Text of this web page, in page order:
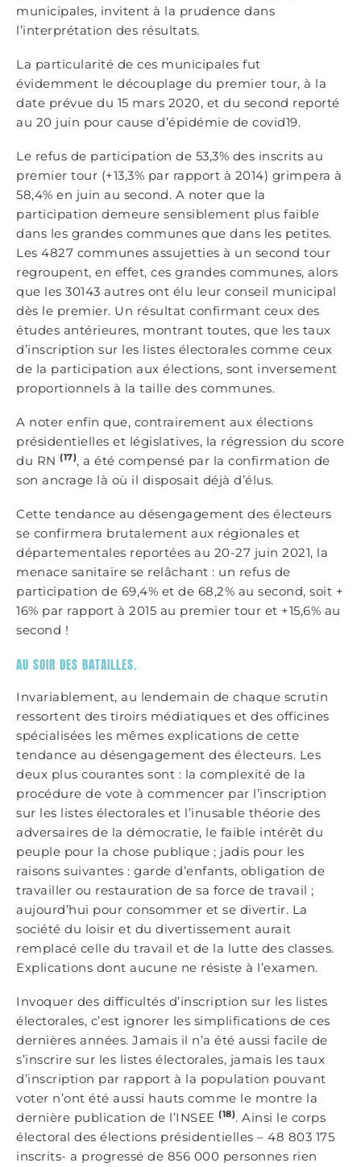
municipales, invitent à la prudence dans
l’interprétation des résultats.
La particularité de ces municipales fut
évidemment le découplage du premier tour, à la
date prévue du 15 mars 2020, et du second reporté
au 20 juin pour cause d’épidémie de covid19.
Le refus de participation de 53,3% des inscrits au
premier tour (+13,3% par rapport à 2014) grimpera à
58,4% en juin au second. A noter que la
participation demeure sensiblement plus faible
dans les grandes communes que dans les petites.
Les 4827 communes assujetties à un second tour
regroupent, en effet, ces grandes communes, alors
que les 30143 autres ont élu leur conseil municipal
dès le premier. Un résultat confirmant ceux des
études antérieures, montrant toutes, que les taux
d’inscription sur les listes électorales comme ceux
de la participation aux élections, sont inversement
proportionnels à la taille des communes.
A noter enfin que, contrairement aux élections
présidentielles et législatives, la régression du score
du RN (17), a été compensé par la confirmation de
son ancrage là où il disposait déjà d’élus.
Cette tendance au désengagement des électeurs
se confirmera brutalement aux régionales et
départementales reportées au 20-27 juin 2021, la
menace sanitaire se relâchant : un refus de
participation de 69,4% et de 68,2% au second, soit +
16% par rapport à 2015 au premier tour et +15,6% au
second !
AU SOIR DES BATAILLES.
Invariablement, au lendemain de chaque scrutin
ressortent des tiroirs médiatiques et des officines
spécialisées les mêmes explications de cette
tendance au désengagement des électeurs. Les
deux plus courantes sont : la complexité de la
procédure de vote à commencer par l’inscription
sur les listes électorales et l’inusable théorie des
adversaires de la démocratie, le faible intérêt du
peuple pour la chose publique ; jadis pour les
raisons suivantes : garde d’enfants, obligation de
travailler ou restauration de sa force de travail ;
aujourd’hui pour consommer et se divertir. La
société du loisir et du divertissement aurait
remplacé celle du travail et de la lutte des classes.
Explications dont aucune ne résiste à l’examen.
Invoquer des difficultés d’inscription sur les listes
électorales, c’est ignorer les simplifications de ces
dernières années. Jamais il n’a été aussi facile de
s’inscrire sur les listes électorales, jamais les taux
d’inscription par rapport à la population pouvant
voter n’ont été aussi hauts comme le montre la
dernière publication de l’INSEE (18). Ainsi le corps
électoral des élections présidentielles – 48 803 175
inscrits- a progressé de 856 000 personnes rien